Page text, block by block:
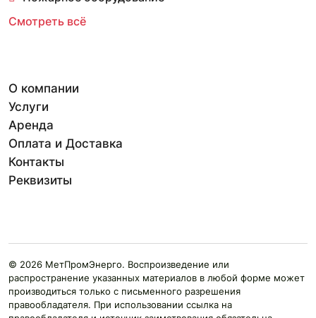
Смотреть всё
О компании
Услуги
Аренда
Оплата и Доставка
Контакты
Реквизиты
© 2026 МетПромЭнерго. Воспроизведение или
распространение указанных материалов в любой форме может
производиться только с письменного разрешения
правообладателя. При использовании ссылка на